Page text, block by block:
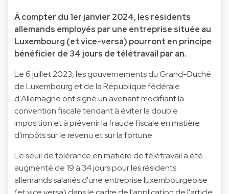
À compter du 1er janvier 2024, les résidents
allemands employés par une entreprise située au
Luxembourg (et vice-versa) pourront en principe
bénéficier de 34 jours de télétravail par an.
Le 6 juillet 2023, les gouvernements du Grand-Duché
de Luxembourg et de la République fédérale
d'Allemagne ont signé un avenant modifiant la
convention fiscale tendant à éviter la double
imposition et à prévenir la fraude fiscale en matière
d'impôts sur le revenu et sur la fortune.
Le seuil de tolérance en matière de télétravail a été
augmenté de 19 à 34 jours pour les résidents
allemands salariés d'une entreprise luxembourgeoise